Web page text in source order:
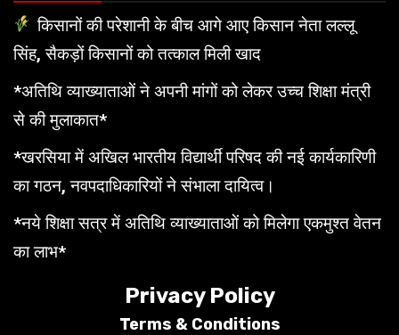
किसानों की परेशानी के बीच आगे आए किसान नेता लल्लू
सिंह, सैकड़ों किसानों को तत्काल मिली खाद
*अतिथि व्याख्याताओं ने अपनी मांगों को लेकर उच्च शिक्षा मंत्री
से की मुलाकात*
*खरसिया में अखिल भारतीय विद्यार्थी परिषद की नई कार्यकारिणी
का गठन, नवपदाधिकारियों ने संभाला दायित्व।
*नये शिक्षा सत्र में अतिथि व्याख्याताओं को मिलेगा एकमुश्त वेतन
का लाभ*
Privacy Policy
Terms & Conditions